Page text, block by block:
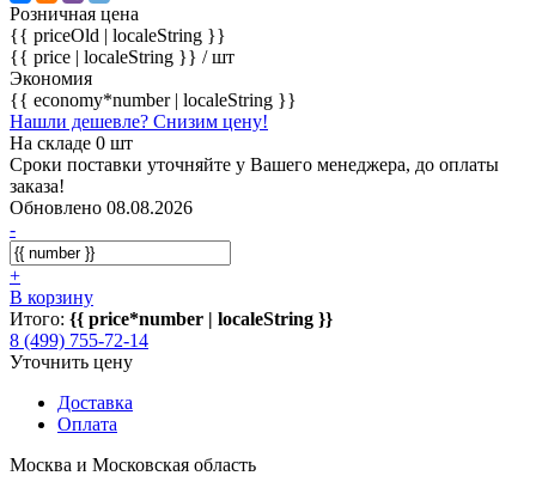
Розничная цена
{{ priceOld | localeString }}
{{ price | localeString }} / шт
Экономия
{{ economy*number | localeString }}
Нашли дешевле? Снизим цену!
На складе 0 шт
Сроки поставки уточняйте у Вашего менеджера, до оплаты
заказа!
Обновлено 08.08.2026
-
+
В корзину
Итого: {{ price*number | localeString }}
8 (499) 755-72-14
Уточнить цену
Доставка
Оплата
Москва и Московская область